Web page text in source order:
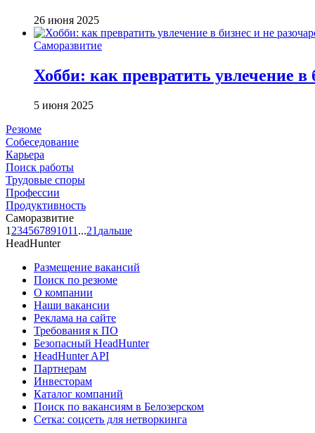
26 июня 2025
Саморазвитие
Хобби: как превратить увлечение в
5 июня 2025
Резюме
Собеседование
Карьера
Поиск работы
Трудовые споры
Профессии
Продуктивность
Саморазвитие
1 234567891011 ...21 дальше
HeadHunter
Размещение вакансий
Поиск по резюме
О компании
Наши вакансии
Реклама на сайте
Требования к ПО
Безопасный HeadHunter
HeadHunter API
Партнерам
Инвесторам
Каталог компаний
Поиск по вакансиям в Белозерском
Сетка: соцсеть для нетворкинга